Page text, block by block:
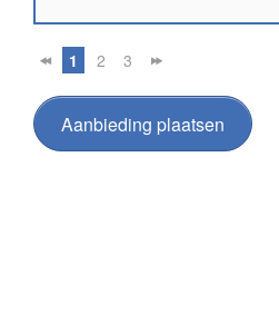
1 2 3
Aanbieding plaatsen